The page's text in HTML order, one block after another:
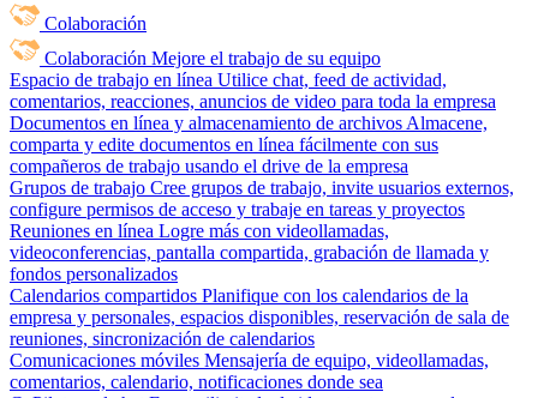
Colaboración
Colaboración Mejore el trabajo de su equipo
Espacio de trabajo en línea Utilice chat, feed de actividad,
comentarios, reacciones, anuncios de video para toda la empresa
Documentos en línea y almacenamiento de archivos Almacene,
comparta y edite documentos en línea fácilmente con sus
compañeros de trabajo usando el drive de la empresa
Grupos de trabajo Cree grupos de trabajo, invite usuarios externos,
configure permisos de acceso y trabaje en tareas y proyectos
Reuniones en línea Logre más con videollamadas,
videoconferencias, pantalla compartida, grabación de llamada y
fondos personalizados
Calendarios compartidos Planifique con los calendarios de la
empresa y personales, espacios disponibles, reservación de sala de
reuniones, sincronización de calendarios
Comunicaciones móviles Mensajería de equipo, videollamadas,
comentarios, calendario, notificaciones donde sea